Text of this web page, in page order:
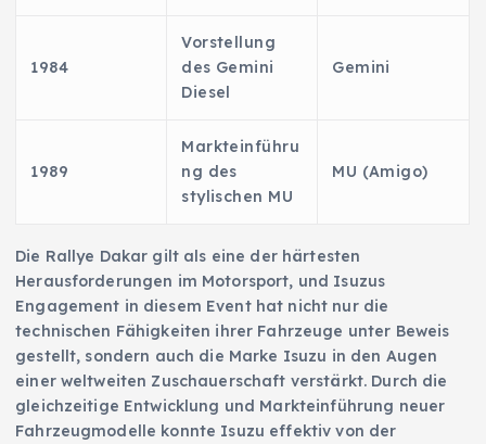
1984
Vorstellung
des Gemini
Diesel
Gemini
1989
Markteinführu
ng des
stylischen MU
MU (Amigo)
Die Rallye Dakar gilt als eine der härtesten
Herausforderungen im Motorsport, und Isuzus
Engagement in diesem Event hat nicht nur die
technischen Fähigkeiten ihrer Fahrzeuge unter Beweis
gestellt, sondern auch die Marke Isuzu in den Augen
einer weltweiten Zuschauerschaft verstärkt. Durch die
gleichzeitige Entwicklung und Markteinführung neuer
Fahrzeugmodelle konnte Isuzu effektiv von der